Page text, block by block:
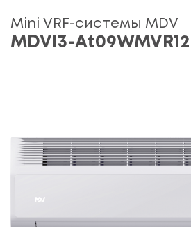
Mini VRF-системы MDV
MDVI3-